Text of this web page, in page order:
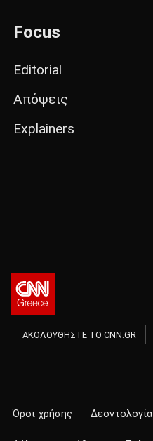
Focus
Editorial
Απόψεις
Explainers
ΑΚΟΛΟΥΘΗΣΤΕ ΤΟ CNN.GR
Όροι χρήσης Δεοντολογία